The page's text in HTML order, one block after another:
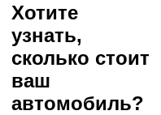
Хотите
узнать,
сколько стоит
ваш
автомобиль?